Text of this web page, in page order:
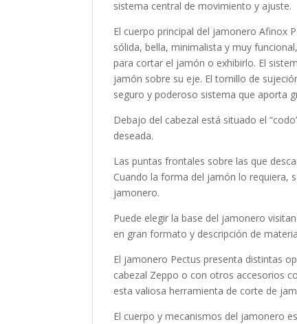
sistema central de movimiento y ajuste.
El cuerpo principal del jamonero Afinox
sólida, bella, minimalista y muy
para cortar el jamón o exhibirlo. El
jamón sobre su eje. El tornillo de
seguro y poderoso sistema que aporta
Debajo del cabezal está situado el
deseada.
Las puntas frontales sobre las que
Cuando la forma del jamón lo requiera,
jamonero.
Puede elegir la base del jamonero
en gran formato y descripción de
El jamonero Pectus presenta distintas
cabezal Zeppo o con otros accesorios
esta valiosa herramienta de corte de
El cuerpo y mecanismos del jamonero